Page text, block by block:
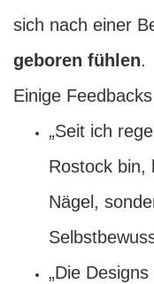
sich nach einer
geboren fühlen.
Einige
„Seit ich
Rostock bin,
Nägel,
„Die